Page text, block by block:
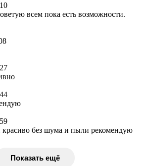
всем пока есть возможности.
красиво без шума и пыли рекомендую
Показать ещё